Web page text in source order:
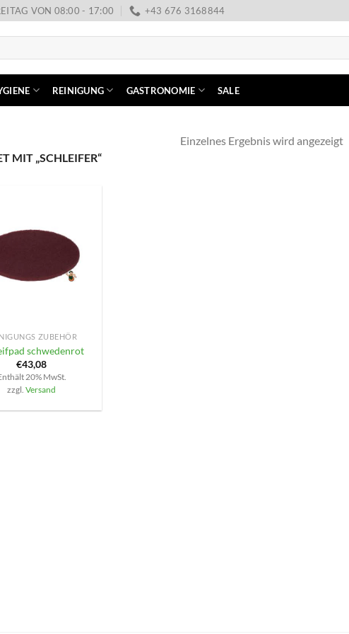
VON 08:00 - 17:00 +43 676 3168844
REINIGUNG GASTRONOMIE SALE
MIT „SCHLEIFER“
Einzelnes Ergebnis wird angezeigt
ZUBEHÖR
schwedenrot
€43,08
20% MwSt.
zzgl.Versand